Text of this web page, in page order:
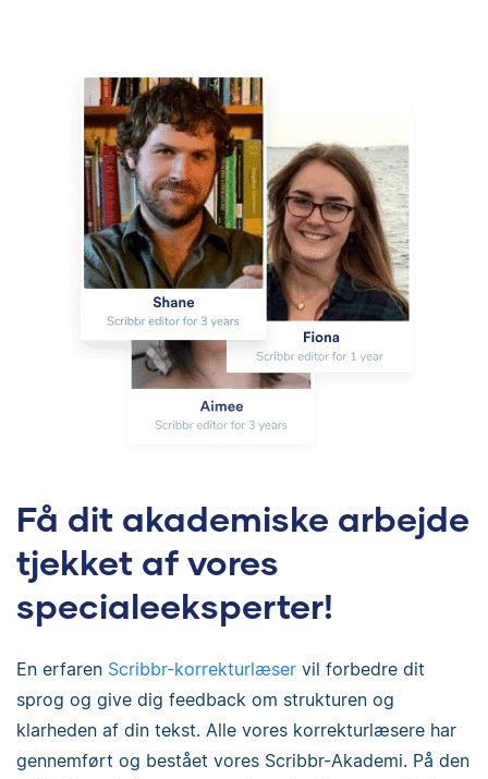
Få dit akademiske arbejde
tjekket af vores
specialeeksperter!
En erfaren Scribbr-korrekturlæser vil forbedre dit
sprog og give dig feedback om strukturen og
klarheden af din tekst. Alle vores korrekturlæsere har
gennemført og bestået vores Scribbr-Akademi. På den